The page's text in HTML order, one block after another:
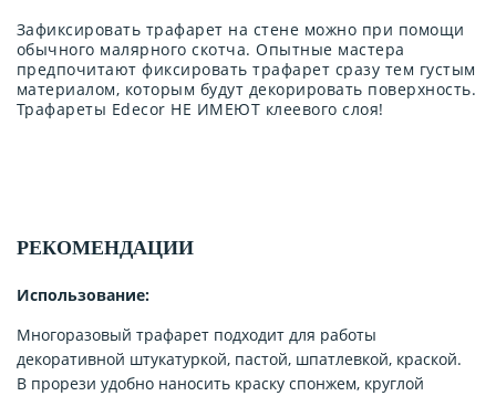
Зафиксировать трафарет на стене можно при помощи
обычного малярного скотча. Опытные мастера
предпочитают фиксировать трафарет сразу тем густым
материалом, которым будут декорировать поверхность.
Трафареты Edecor НЕ ИМЕЮТ клеевого слоя!
РЕКОМЕНДАЦИИ
Использование:
Многоразовый трафарет подходит для работы
декоративной штукатуркой, пастой, шпатлевкой, краской.
В прорези удобно наносить краску спонжем, круглой